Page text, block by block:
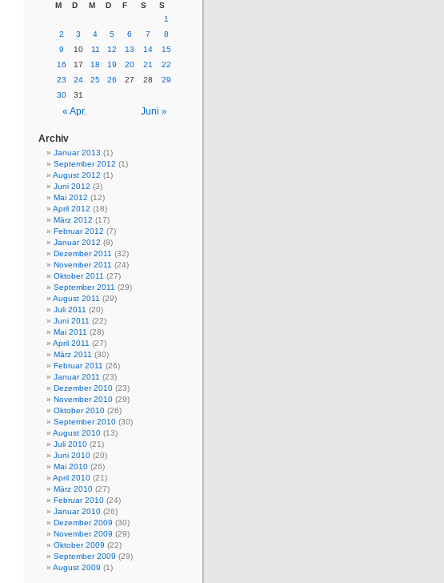
M D M D F S S
« Apr. Juni »
1
2
3 4 5 6 7
8
9
10 11 12 13 14
15
16
17 18 19 20 21
22
23
24 25 26 27 28
29
30
31
Archiv
Januar 2013 (1)
September 2012 (1)
August 2012 (1)
Juni 2012 (3)
Mai 2012 (12)
April 2012 (18)
März 2012 (17)
Februar 2012 (7)
Januar 2012 (8)
Dezember 2011 (32)
November 2011 (24)
Oktober 2011 (27)
September 2011 (29)
August 2011 (29)
Juli 2011 (20)
Juni 2011 (22)
Mai 2011 (28)
April 2011 (27)
März 2011 (30)
Februar 2011 (26)
Januar 2011 (23)
Dezember 2010 (23)
November 2010 (29)
Oktober 2010 (26)
September 2010 (30)
August 2010 (13)
Juli 2010 (21)
Juni 2010 (20)
Mai 2010 (26)
April 2010 (21)
März 2010 (27)
Februar 2010 (24)
Januar 2010 (26)
Dezember 2009 (30)
November 2009 (29)
Oktober 2009 (22)
September 2009 (29)
August 2009 (1)